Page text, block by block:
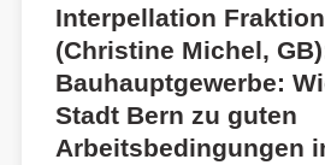
Interpellation
(Christine Michel,
Bauhauptgewerbe:
Stadt Bern zu guten
Arbeitsbedingungen